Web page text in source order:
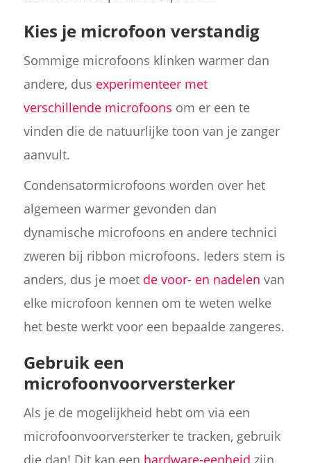
Kies je microfoon verstandig
Sommige microfoons klinken warmer dan
andere, dus experimenteer met
verschillende microfoons om er een te
vinden die de natuurlijke toon van je zanger
aanvult.
Condensatormicrofoons worden over het
algemeen warmer gevonden dan
dynamische microfoons en andere technici
zweren bij ribbon microfoons. Ieders stem is
anders, dus je moet de voor- en nadelen van
elke microfoon kennen om te weten welke
het beste werkt voor een bepaalde zangeres.
Gebruik een
microfoonvoorversterker
Als je de mogelijkheid hebt om via een
microfoonvoorversterker te tracken, gebruik